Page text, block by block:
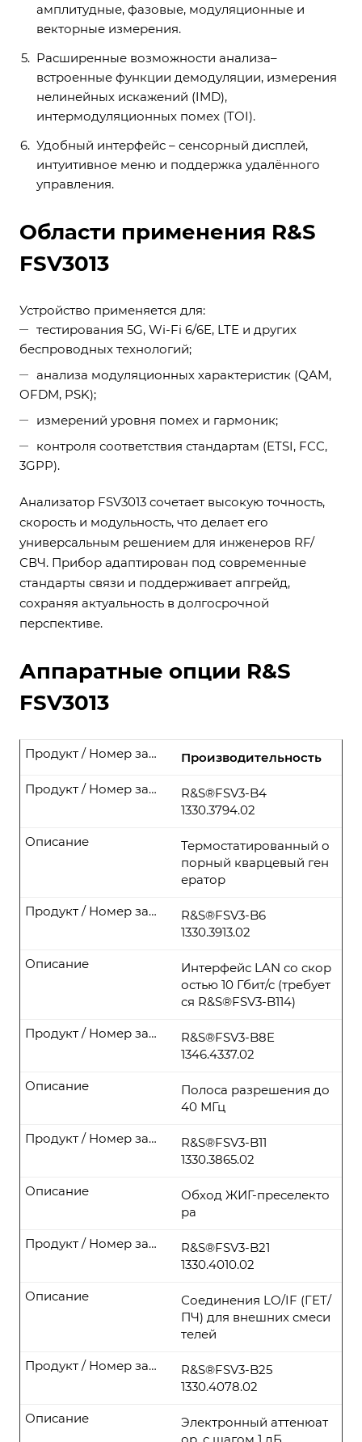
амплитудные, фазовые, модуляционные и
векторные измерения.
Расширенные возможности анализа–
встроенные функции демодуляции, измерения
нелинейных искажений (IMD),
интермодуляционных помех (TOI).
Удобный интерфейс – сенсорный дисплей,
интуитивное меню и поддержка удалённого
управления.
Области применения R&S
FSV3013
Устройство применяется для:
тестирования 5G, Wi-Fi 6/6E, LTE и других
беспроводных технологий;
анализа модуляционных характеристик (QAM,
OFDM, PSK);
измерений уровня помех и гармоник;
контроля соответствия стандартам (ETSI, FCC,
3GPP).
Анализатор FSV3013 сочетает высокую точность,
скорость и модульность, что делает его
универсальным решением для инженеров RF/
СВЧ. Прибор адаптирован под современные
стандарты связи и поддерживает апгрейд,
сохраняя актуальность в долгосрочной
перспективе.
Аппаратные опции R&S
FSV3013
Производительность
Продукт / Номер заказа
R&S®FSV3-B4
1330.3794.02
Продукт / Номер заказа
Термостатированный о
порный кварцевый ген
ератор
Описание
R&S®FSV3-B6
1330.3913.02
Продукт / Номер заказа
Интерфейс LAN со скор
остью 10 Гбит/с (требует
ся R&S®FSV3-B114)
Описание
R&S®FSV3-B8E
1346.4337.02
Продукт / Номер заказа
Полоса разрешения до
40 МГц
Описание
R&S®FSV3-B11
1330.3865.02
Продукт / Номер заказа
Обход ЖИГ-преселекто
ра
Описание
R&S®FSV3-B21
1330.4010.02
Продукт / Номер заказа
Соединения LO/IF (ГЕТ/
ПЧ) для внешних смеси
телей
Описание
R&S®FSV3-B25
1330.4078.02
Продукт / Номер заказа
Электронный аттенюат
Описание